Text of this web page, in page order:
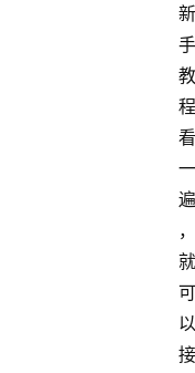
新
手
教
程
看
一
遍
，
就
可
以
接